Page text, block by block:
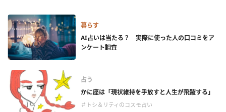
暮らす
AI占いは当たる？ 実際に使った人の口コミをア
ンケート調査
占う
かに座は「現状維持を手放すと人生が飛躍する」
＃トシ＆リティのコスモ占い